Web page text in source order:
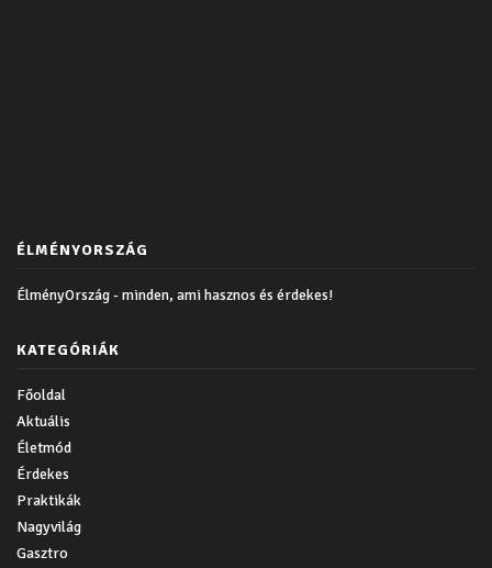
ÉLMÉNYORSZÁG
ÉlményOrszág - minden, ami hasznos és érdekes!
KATEGÓRIÁK
Főoldal
Aktuális
Életmód
Érdekes
Praktikák
Nagyvilág
Gasztro